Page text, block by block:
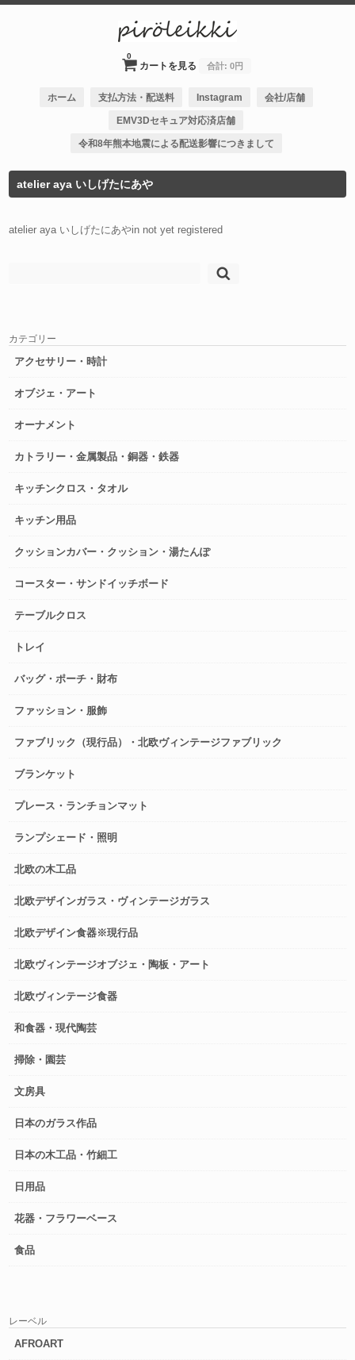
カートを見る
0
合計: 0円
ホーム 支払方法・配送料 Instagram 会社/店舗
EMV3Dセキュア対応済店舗
令和8年熊本地震による配送影響につきまして
atelier aya いしげたにあや
atelier aya いしげたにあやin not yet registered
カテゴリー
アクセサリー・時計
オブジェ・アート
オーナメント
カトラリー・金属製品・銅器・鉄器
キッチンクロス・タオル
キッチン用品
クッションカバー・クッション・湯たんぽ
コースター・サンドイッチボード
テーブルクロス
トレイ
バッグ・ポーチ・財布
ファッション・服飾
ファブリック（現行品）・北欧ヴィンテージファブリック
ブランケット
プレース・ランチョンマット
ランプシェード・照明
北欧の木工品
北欧デザインガラス・ヴィンテージガラス
北欧デザイン食器※現行品
北欧ヴィンテージオブジェ・陶板・アート
北欧ヴィンテージ食器
和食器・現代陶芸
掃除・園芸
文房具
日本のガラス作品
日本の木工品・竹細工
日用品
花器・フラワーベース
食品
レーベル
AFROART